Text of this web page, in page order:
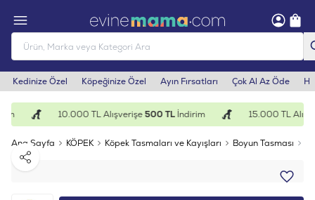
Kedinize Özel Köpeğinize Özel Ayın Fırsatları Çok Al Az Öde
10.000 TL Alışverişe500 TLİndirim 15.000 TL
Ana Sayfa KÖPEK Köpek Tasmaları ve Kayışları Boyun Tasması
Paylaş